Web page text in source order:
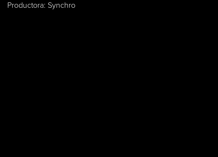
Productora: Synchro